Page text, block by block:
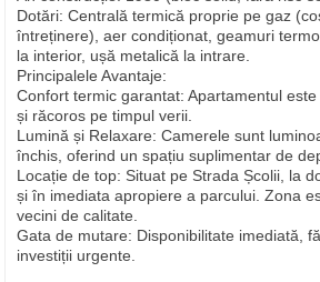
Dotări: Centrală termică proprie pe gaz
întreținere), aer condiționat, geamuri
la interior, ușă metalică la intrare.
Principalele Avantaje:
Confort termic garantat: Apartamentul
și răcoros pe timpul verii.
Lumină și Relaxare: Camerele sunt
închis, oferind un spațiu suplimentar de
Locație de top: Situat pe Strada Școlii, la
și în imediata apropiere a parcului. Zona
vecini de calitate.
Gata de mutare: Disponibilitate imediată,
investiții urgente.